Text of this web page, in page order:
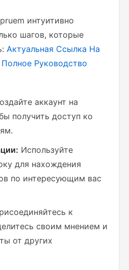
интуитивно
шагов, которые
Актуальная Ссылка На
Руководство
аккаунт на
получить доступ ко
Используйте
для нахождения
по интересующим вас
к
своим мнением и
от других